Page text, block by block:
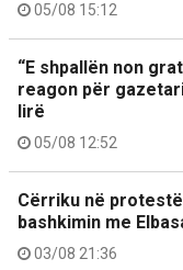
05/08 15:12
“E shpallën non
reagon për
lirë
05/08 12:52
Cërriku në
bashkimin me
03/08 21:36